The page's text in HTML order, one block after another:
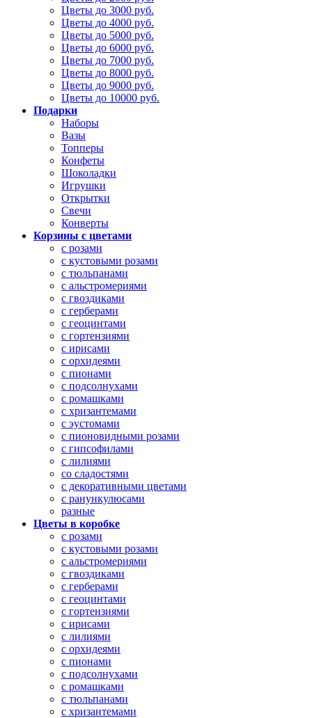
Цветы до 3000 руб.
Цветы до 4000 руб.
Цветы до 5000 руб.
Цветы до 6000 руб.
Цветы до 7000 руб.
Цветы до 8000 руб.
Цветы до 9000 руб.
Цветы до 10000 руб.
Подарки
Наборы
Вазы
Топперы
Конфеты
Шоколадки
Игрушки
Открытки
Свечи
Конверты
Корзины с цветами
с розами
с кустовыми розами
с тюльпанами
с альстромериями
с гвоздиками
с герберами
с геоцинтами
с гортензиями
с ирисами
с орхидеями
с пионами
с подсолнухами
с ромашками
с хризантемами
с эустомами
с пионовидными розами
с гипсофилами
с лилиями
со сладостями
с декоративными цветами
с ранункулюсами
разные
Цветы в коробке
с розами
с кустовыми розами
с альстромериями
с гвоздиками
с герберами
с геоцинтами
с гортензиями
с ирисами
с лилиями
с орхидеями
с пионами
с подсолнухами
с ромашками
с тюльпанами
с хризантемами